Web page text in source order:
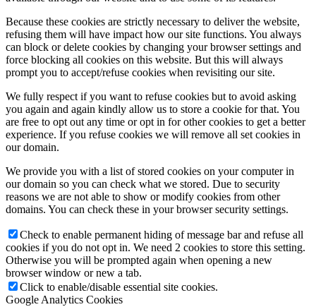
Because these cookies are strictly necessary to deliver the website,
refusing them will have impact how our site functions. You always
can block or delete cookies by changing your browser settings and
force blocking all cookies on this website. But this will always
prompt you to accept/refuse cookies when revisiting our site.
We fully respect if you want to refuse cookies but to avoid asking
you again and again kindly allow us to store a cookie for that. You
are free to opt out any time or opt in for other cookies to get a better
experience. If you refuse cookies we will remove all set cookies in
our domain.
We provide you with a list of stored cookies on your computer in
our domain so you can check what we stored. Due to security
reasons we are not able to show or modify cookies from other
domains. You can check these in your browser security settings.
Check to enable permanent hiding of message bar and refuse all
cookies if you do not opt in. We need 2 cookies to store this setting.
Otherwise you will be prompted again when opening a new
browser window or new a tab.
Click to enable/disable essential site cookies.
Google Analytics Cookies